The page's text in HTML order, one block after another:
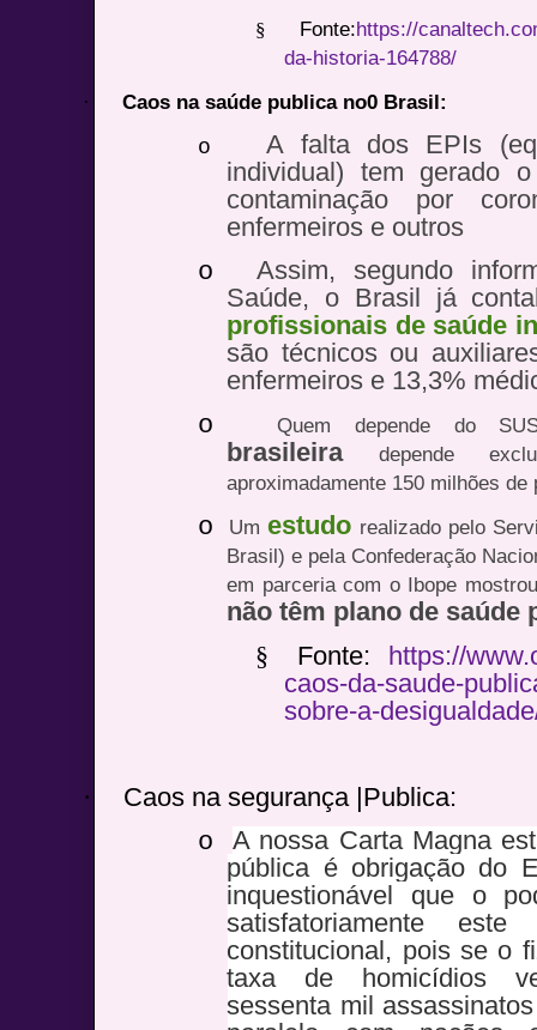
§ Fonte:https://
da-historia-164788/
·
Caos na saúde publica no0 Brasil:
o
A falta dos EPIs
individual) tem gerado
contaminação por
enfermeiros e outros
o
Assim, segundo
Saúde, o Brasil já
profissionais de saúde
são técnicos ou
enfermeiros e 13,3%
o
Quem depende do
brasileiradepende
aproximadamente 150 milhões de
o Umestudo realizado pelo
Brasil) e pela Confederação
em parceria com o Ibope
não têm plano de saúde
§
Fonte:
https://
caos-da-saude-
sobre-a-
·
Caos na segurança |Publica:
o
A nossa Carta Magna
pública é obrigação do
inquestionável que o
satisfatoriamente
constitucional, pois se o
taxa de homicídios
sessenta mil